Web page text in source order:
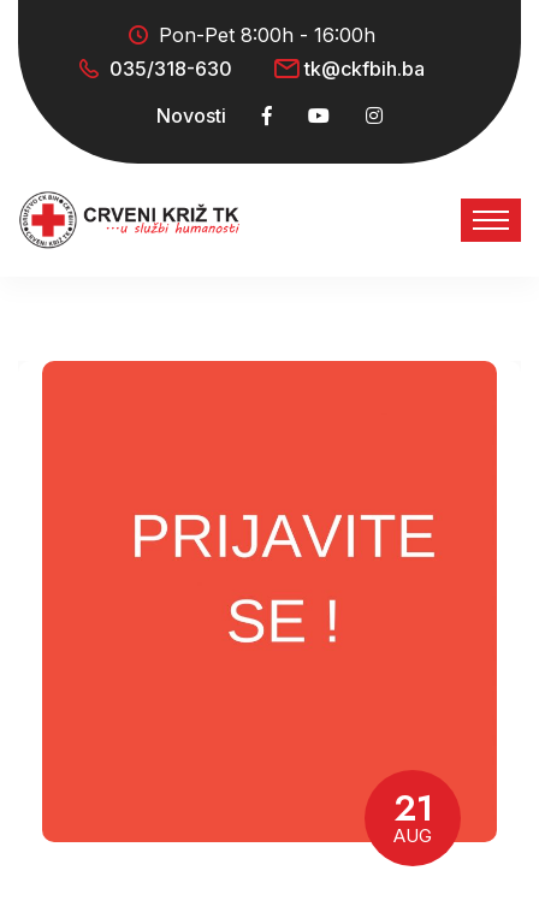
Pon-Pet 8:00h - 16:00h
035/318-630
tk@ckfbih.ba
Novosti
21
AUG